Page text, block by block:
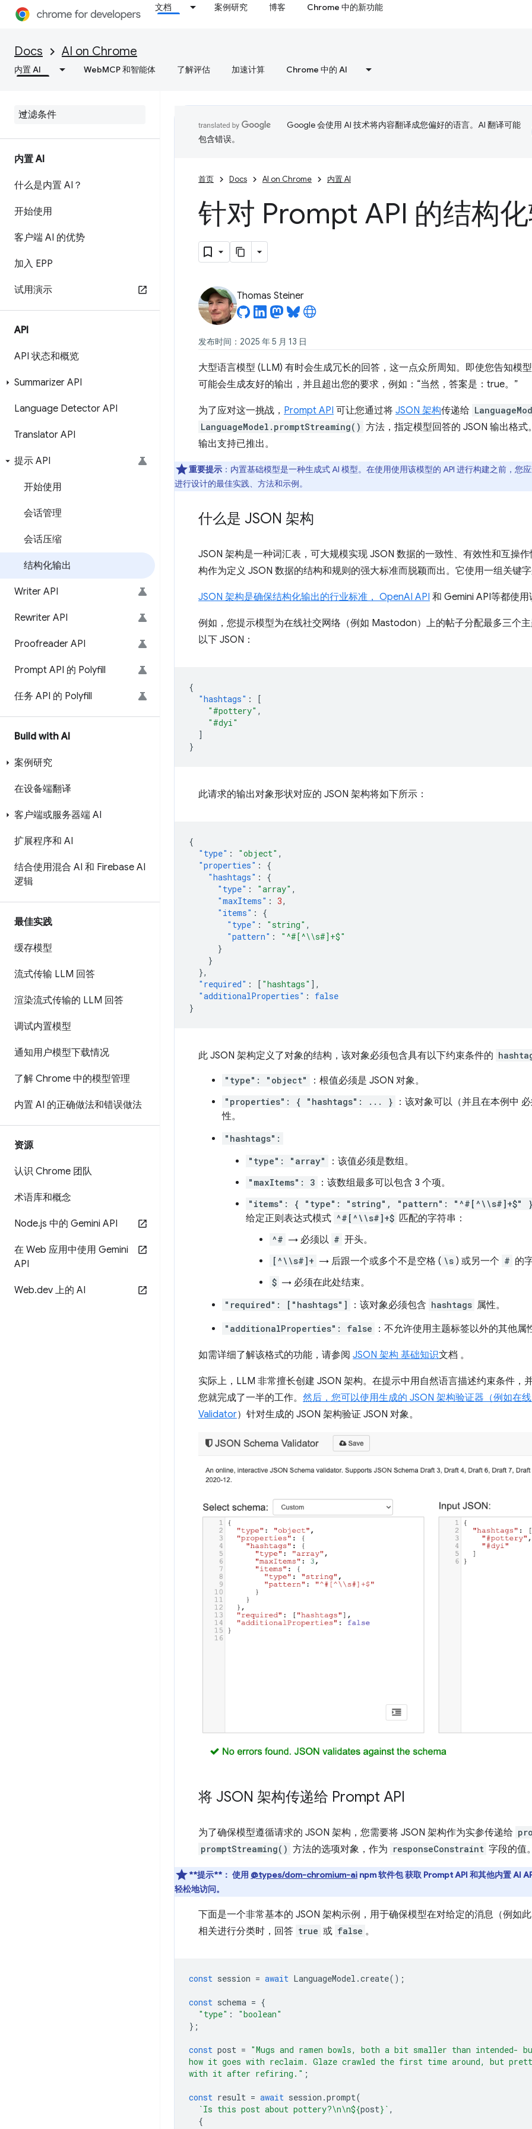
文档 案例研究 博客 Chrome 中的新功能
Docs AI on Chrome
内置 AI WebMCP 和智能体 了解评估 加速计算 Chrome 中的 AI
内置 AI
什么是内置 AI？
开始使用
客户端 AI 的优势
加入 EPP
试用演示
API
API 状态和概览
Summarizer API
Language Detector API
Translator API
提示 API
开始使用
会话管理
会话压缩
结构化输出
Writer API
Rewriter API
Proofreader API
Prompt API 的 Polyfill
任务 API 的 Polyfill
Build with AI
案例研究
在设备端翻译
客户端或服务器端 AI
扩展程序和 AI
结合使用混合 AI 和 Firebase AI
逻辑
最佳实践
缓存模型
流式传输 LLM 回答
渲染流式传输的 LLM 回答
调试内置模型
通知用户模型下载情况
了解 Chrome 中的模型管理
内置 AI 的正确做法和错误做法
资源
认识 Chrome 团队
术语库和概念
Node.js 中的 Gemini API
在 Web 应用中使用 Gemini
API
Web.dev 上的 AI
Google 会使用 AI 技术将内容翻译成您偏好的语言。AI 翻译可能
包含错误。
首页 Docs AI on Chrome 内置 AI
针对 Prompt API 的结构
Thomas Steiner
发布时间：2025 年 5 月 13 日
大型语言模型 (LLM) 有时会生成冗长的回答，这一点众所周知。即使您告知模
可能会生成友好的输出，并且超出您的要求，例如：“当然，答案是：true。”
为了应对这一挑战， Prompt API 可让您通过将 JSON 架构传递给
LanguageModel.promptStreaming() 方法，指定模型回答的 JSON 输出格
输出支持已推出。
重要提示 ：内置基础模型是一种生成式 AI 模型。在使用使用该模型的 API 进行构建之前，您
进行设计的最佳实践、方法和示例。
什么是 JSON 架构
JSON 架构是一种词汇表，可大规模实现 JSON 数据的一致性、有效性和互操
构作为定义 JSON 数据的结构和规则的强大标准而脱颖而出。它使用一组关键字
JSON 架构是确保结构化输出的行业标准， OpenAI API 和 Gemini API等都使用
例如，您提示模型为在线社交网络（例如 Mastodon）上的帖子分配最多三个
以下 JSON：
{
"hashtags" :
[
"#pottery" ,
"#dyi"
]
}
此请求的输出对象形状对应的 JSON 架构将如下所示：
{
"type" : "object" ,
"properties" :
{
"hashtags" :
{
"type" : "array" ,
"maxItems" : 3,
"items" :
{
"type" : "string" ,
"pattern" :
"^#[^\\s#]+$"
}
}
},
"required" : [ "hashtags" ],
"additionalProperties" :
false
}
此 JSON 架构定义了对象的结构，该对象必须包含具有以下约束条件的
"type": "object" ：根值必须是 JSON 对象。
"properties": { "hashtags": ... } ：该对象可以（并且在本例中
性。
"hashtags":
"type": "array"
：该值必须是数组。
"maxItems": 3 ：该数组最多可以包含 3 个项。
"items": { "type": "string", "pattern": "^#[^\\s#]+$" }
给定正则表达式模式 ^#[^\\s#]+$ 匹配的字符串：
^# → 必须以 # 开头。
[^\\s#]+ → 后跟一个或多个不是空格 ( \s ) 或另一个 # 的
$ → 必须在此处结束。
"required": ["hashtags"] ：该对象必须包含 hashtags 属性。
"additionalProperties": false ：不允许使用主题标签以外的其他属
如需详细了解该格式的功能，请参阅 JSON 架构 基础知识文档 。
实际上，LLM 非常擅长创建 JSON 架构。在提示中用自然语言描述约束条件，
您就完成了一半的工作。 然后，您可以使用生成的 JSON 架构验证器（例如在线
Validator）针对生成的 JSON 架构验证 JSON 对象。
将 JSON 架构传递给 Prompt API
为了确保模型遵循请求的 JSON 架构，您需要将 JSON 架构作为实参传递给
promptStreaming() 方法的选项对象，作为 responseConstraint 字段的值。
**提示**： 使用 @types/dom-chromium-ai npm 软件包 获取 Prompt API 和其他内置 AI
轻松地访问。
下面是一个非常基本的 JSON 架构示例，用于确保模型在对给定的消息（例如此
相关进行分类时，回答 true 或 false 。
const session = await LanguageModel .create();
const schema = {
"type" :
"boolean"
};
const post = "Mugs and ramen bowls, both a bit smaller than intended-
how it goes with reclaim. Glaze crawled the first time around, but
with it after refiring." ;
const result = await session .prompt(
`Is this post about pottery?\n\n${post} ` ,
{